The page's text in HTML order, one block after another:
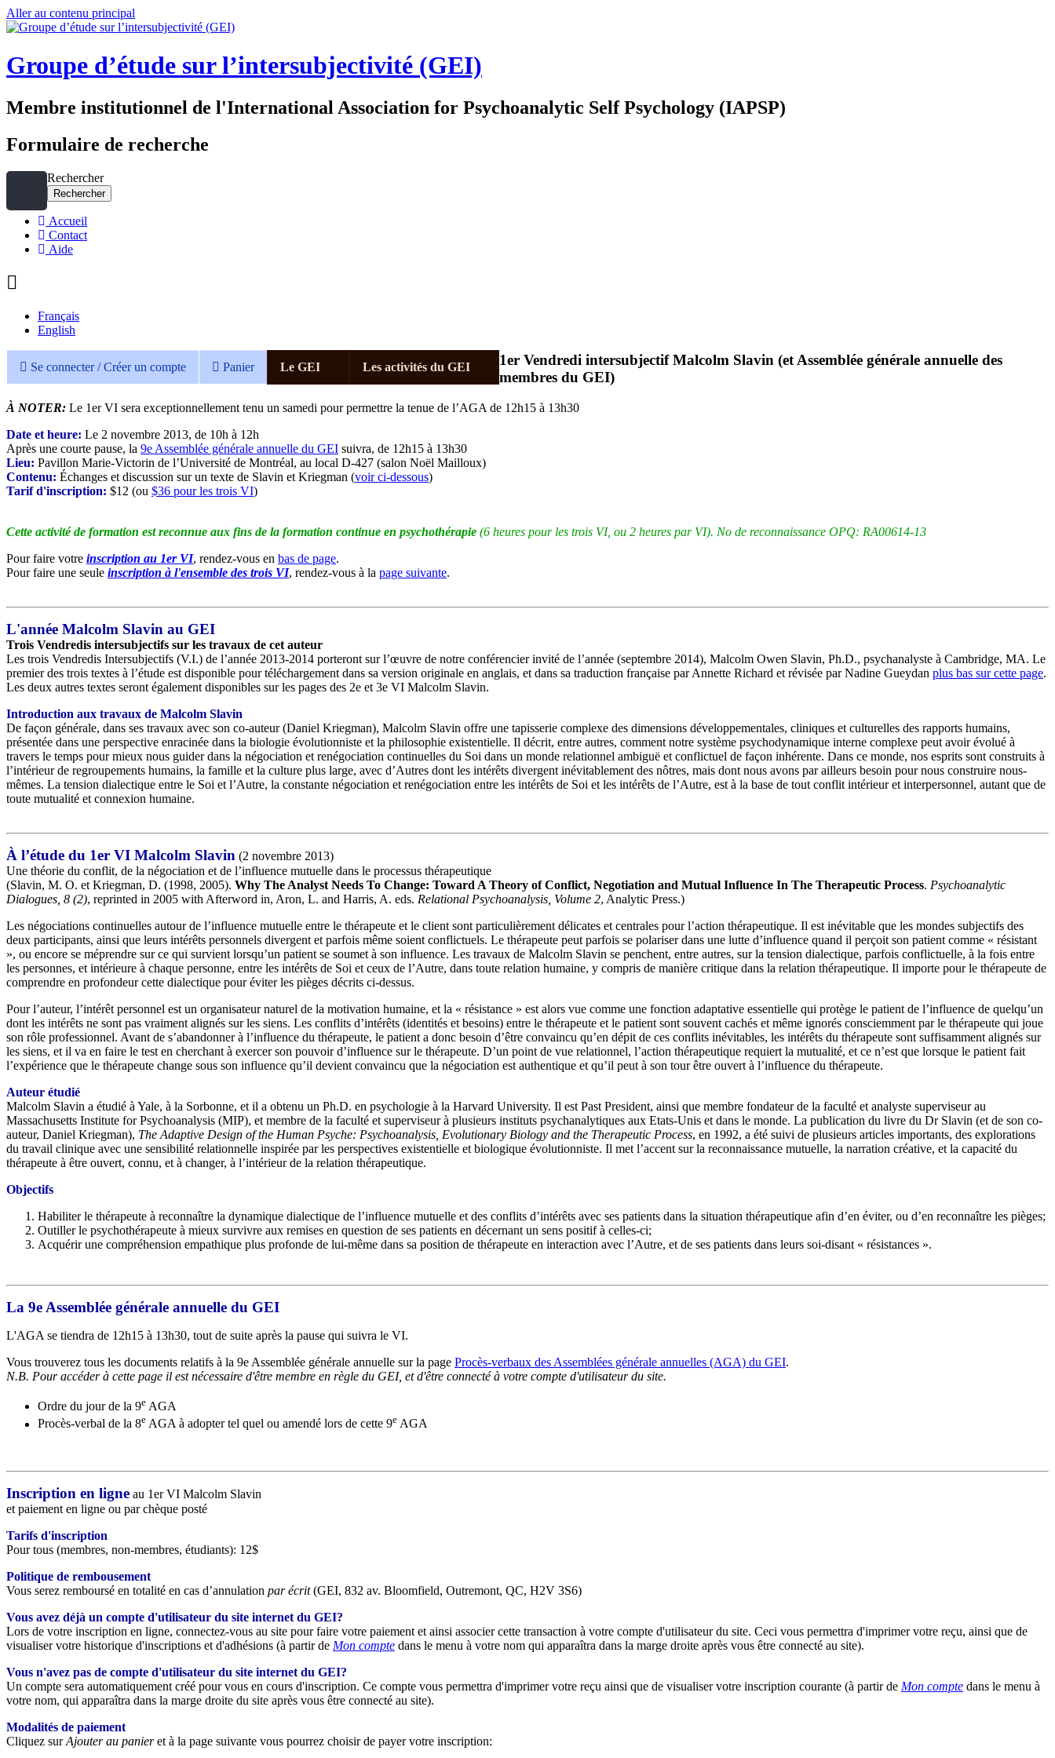
Aller au contenu principal
Groupe d’étude sur l’intersubjectivité (GEI)
Membre institutionnel de l'International Association for Psychoanalytic Self Psychology (IAPSP)
Formulaire de recherche
Rechercher
Accueil
Contact
Aide
Français
English
Se connecter / Créer un compte Panier Le GEI Les activités du GEI
1er Vendredi intersubjectif Malcolm Slavin (et Assemblée générale annuelle des
membres du GEI)
À NOTER: Le 1er VI sera exceptionnellement tenu un samedi pour permettre la tenue de l’AGA de 12h15 à 13h30
Date et heure: Le 2 novembre 2013, de 10h à 12h
Après une courte pause, la 9e Assemblée générale annuelle du GEI suivra, de 12h15 à 13h30
Lieu: Pavillon Marie-Victorin de l’Université de Montréal, au local D-427 (salon Noël Mailloux)
Contenu: Échanges et discussion sur un texte de Slavin et Kriegman (voir ci-dessous)
Tarif d'inscription: $12 (ou $36 pour les trois VI)
Cette activité de formation est reconnue aux fins de la formation continue en psychothérapie (6 heures pour les trois VI, ou 2 heures par VI). No de reconnaissance OPQ: RA00614-13
Pour faire votre inscription au 1er VI, rendez-vous en bas de page.
Pour faire une seule inscription à l'ensemble des trois VI, rendez-vous à la page suivante.
L'année Malcolm Slavin au GEI
Trois Vendredis intersubjectifs sur les travaux de cet auteur
Les trois Vendredis Intersubjectifs (V.I.) de l’année 2013-2014 porteront sur l’œuvre de notre conférencier invité de l’année (septembre 2014), Malcolm Owen Slavin, Ph.D., psychanalyste à Cambridge, MA. Le
premier des trois textes à l’étude est disponible pour téléchargement dans sa version originale en anglais, et dans sa traduction française par Annette Richard et révisée par Nadine Gueydan plus bas sur cette page.
Les deux autres textes seront également disponibles sur les pages des 2e et 3e VI Malcolm Slavin.
Introduction aux travaux de Malcolm Slavin
De façon générale, dans ses travaux avec son co-auteur (Daniel Kriegman), Malcolm Slavin offre une tapisserie complexe des dimensions développementales, cliniques et culturelles des rapports humains,
présentée dans une perspective enracinée dans la biologie évolutionniste et la philosophie existentielle. Il décrit, entre autres, comment notre système psychodynamique interne complexe peut avoir évolué à
travers le temps pour mieux nous guider dans la négociation et renégociation continuelles du Soi dans un monde relationnel ambiguë et conflictuel de façon inhérente. Dans ce monde, nos esprits sont construits à
l’intérieur de regroupements humains, la famille et la culture plus large, avec d’Autres dont les intérêts divergent inévitablement des nôtres, mais dont nous avons par ailleurs besoin pour nous construire nous-
mêmes. La tension dialectique entre le Soi et l’Autre, la constante négociation et renégociation entre les intérêts de Soi et les intérêts de l’Autre, est à la base de tout conflit intérieur et interpersonnel, autant que de
toute mutualité et connexion humaine.
À l’étude du 1er VI Malcolm Slavin (2 novembre 2013)
Une théorie du conflit, de la négociation et de l’influence mutuelle dans le processus thérapeutique
(Slavin, M. O. et Kriegman, D. (1998, 2005). Why The Analyst Needs To Change: Toward A Theory of Conflict, Negotiation and Mutual Influence In The Therapeutic Process. Psychoanalytic
Dialogues, 8 (2), reprinted in 2005 with Afterword in, Aron, L. and Harris, A. eds. Relational Psychoanalysis, Volume 2, Analytic Press.)
Les négociations continuelles autour de l’influence mutuelle entre le thérapeute et le client sont particulièrement délicates et centrales pour l’action thérapeutique. Il est inévitable que les mondes subjectifs des
deux participants, ainsi que leurs intérêts personnels divergent et parfois même soient conflictuels. Le thérapeute peut parfois se polariser dans une lutte d’influence quand il perçoit son patient comme « résistant
», ou encore se méprendre sur ce qui survient lorsqu’un patient se soumet à son influence. Les travaux de Malcolm Slavin se penchent, entre autres, sur la tension dialectique, parfois conflictuelle, à la fois entre
les personnes, et intérieure à chaque personne, entre les intérêts de Soi et ceux de l’Autre, dans toute relation humaine, y compris de manière critique dans la relation thérapeutique. Il importe pour le thérapeute de
comprendre en profondeur cette dialectique pour éviter les pièges décrits ci-dessus.
Pour l’auteur, l’intérêt personnel est un organisateur naturel de la motivation humaine, et la « résistance » est alors vue comme une fonction adaptative essentielle qui protège le patient de l’influence de quelqu’un
dont les intérêts ne sont pas vraiment alignés sur les siens. Les conflits d’intérêts (identités et besoins) entre le thérapeute et le patient sont souvent cachés et même ignorés consciemment par le thérapeute qui joue
son rôle professionnel. Avant de s’abandonner à l’influence du thérapeute, le patient a donc besoin d’être convaincu qu’en dépit de ces conflits inévitables, les intérêts du thérapeute sont suffisamment alignés sur
les siens, et il va en faire le test en cherchant à exercer son pouvoir d’influence sur le thérapeute. D’un point de vue relationnel, l’action thérapeutique requiert la mutualité, et ce n’est que lorsque le patient fait
l’expérience que le thérapeute change sous son influence qu’il devient convaincu que la négociation est authentique et qu’il peut à son tour être ouvert à l’influence du thérapeute.
Auteur étudié
Malcolm Slavin a étudié à Yale, à la Sorbonne, et il a obtenu un Ph.D. en psychologie à la Harvard University. Il est Past President, ainsi que membre fondateur de la faculté et analyste superviseur au
Massachusetts Institute for Psychoanalysis (MIP), et membre de la faculté et superviseur à plusieurs instituts psychanalytiques aux Etats-Unis et dans le monde. La publication du livre du Dr Slavin (et de son co-
auteur, Daniel Kriegman), The Adaptive Design of the Human Psyche: Psychoanalysis, Evolutionary Biology and the Therapeutic Process, en 1992, a été suivi de plusieurs articles importants, des explorations
du travail clinique avec une sensibilité relationnelle inspirée par les perspectives existentielle et biologique évolutionniste. Il met l’accent sur la reconnaissance mutuelle, la narration créative, et la capacité du
thérapeute à être ouvert, connu, et à changer, à l’intérieur de la relation thérapeutique.
Objectifs
Habiliter le thérapeute à reconnaître la dynamique dialectique de l’influence mutuelle et des conflits d’intérêts avec ses patients dans la situation thérapeutique afin d’en éviter, ou d’en reconnaître les pièges;
Outiller le psychothérapeute à mieux survivre aux remises en question de ses patients en décernant un sens positif à celles-ci;
Acquérir une compréhension empathique plus profonde de lui-même dans sa position de thérapeute en interaction avec l’Autre, et de ses patients dans leurs soi-disant « résistances ».
La 9e Assemblée générale annuelle du GEI
L'AGA se tiendra de 12h15 à 13h30, tout de suite après la pause qui suivra le VI.
Vous trouverez tous les documents relatifs à la 9e Assemblée générale annuelle sur la page Procès-verbaux des Assemblées générale annuelles (AGA) du GEI.
N.B. Pour accéder à cette page il est nécessaire d'être membre en règle du GEI, et d'être connecté à votre compte d'utilisateur du site.
Ordre du jour de la 9e AGA
Procès-verbal de la 8e AGA à adopter tel quel ou amendé lors de cette 9e AGA
Inscription en ligne au 1er VI Malcolm Slavin
et paiement en ligne ou par chèque posté
Tarifs d'inscription
Pour tous (membres, non-membres, étudiants): 12$
Politique de rembousement
Vous serez remboursé en totalité en cas d’annulation par écrit(GEI, 832 av. Bloomfield, Outremont, QC, H2V 3S6)
Vous avez déjà un compte d'utilisateur du site internet du GEI?
Lors de votre inscription en ligne, connectez-vous au site pour faire votre paiement et ainsi associer cette transaction à votre compte d'utilisateur du site. Ceci vous permettra d'imprimer votre reçu, ainsi que de
visualiser votre historique d'inscriptions et d'adhésions (à partir de Mon compte dans le menu à votre nom qui apparaîtra dans la marge droite après vous être connecté au site).
Vous n'avez pas de compte d'utilisateur du site internet du GEI?
Un compte sera automatiquement créé pour vous en cours d'inscription. Ce compte vous permettra d'imprimer votre reçu ainsi que de visualiser votre inscription courante (à partir de Mon compte dans le menu à
votre nom, qui apparaîtra dans la marge droite du site après vous être connecté au site).
Modalités de paiement
Cliquez surAjouter au panieret à la page suivante vous pourrez choisir de payer votre inscription: